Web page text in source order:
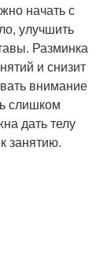
начать с
улучшить
Разминка
и снизит
внимание
слишком
дать телу
занятию.